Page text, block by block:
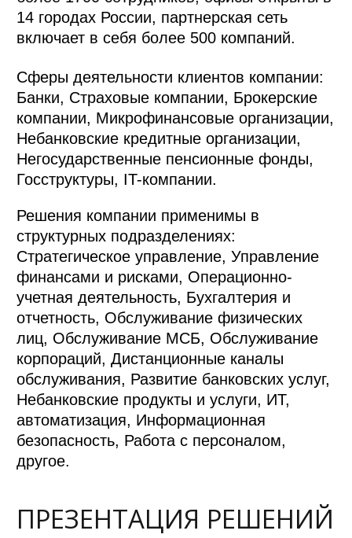
14 городах России, партнерская сеть
включает в себя более 500 компаний.
Сферы деятельности клиентов компании:
Банки, Страховые компании, Брокерские
компании, Микрофинансовые организации,
Небанковские кредитные организации,
Негосударственные пенсионные фонды,
Госструктуры, IT-компании.
Решения компании применимы в
структурных подразделениях:
Стратегическое управление, Управление
финансами и рисками, Операционно-
учетная деятельность, Бухгалтерия и
отчетность, Обслуживание физических
лиц, Обслуживание МСБ, Обслуживание
корпораций, Дистанционные каналы
обслуживания, Развитие банковских услуг,
Небанковские продукты и услуги, ИТ,
автоматизация, Информационная
безопасность, Работа с персоналом,
другое.
ПРЕЗЕНТАЦИЯ РЕШЕНИЙ